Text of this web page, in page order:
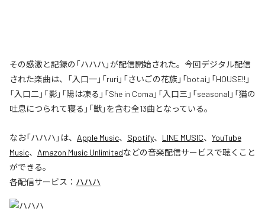
その感激と記録の「ハハハ」が配信開始された。今回デジタル配信
された楽曲は、「入口一」「ruri」「さいごの花族」「botai」「HOUSE!!」
「入口二」「影」「陽は凍る」「She in Coma」「入口三」「seasonal」「猫の
吐息につられて寝る」「獣」を含む全13曲となっている。
なお「ハハハ 」は、 Apple Music、 Spotify、 LINE MUSIC、 YouTube
Music、 Amazon Music Unlimitedなどの音楽配信サービスで聴くこと
ができる。
各配信サービス： ハハハ